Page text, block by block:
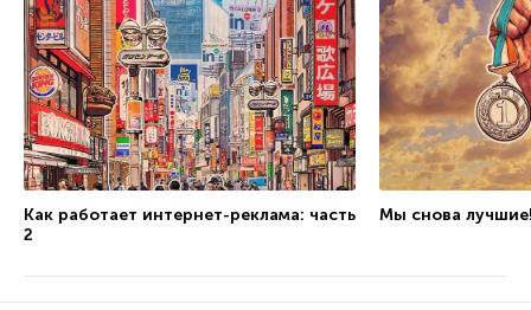
Как работает интернет-реклама: часть
2
Мы снова